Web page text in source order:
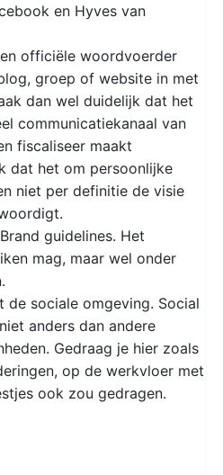
en Hyves van
officiële woordvoerder
groep of website in met
dan wel duidelijk dat het
communicatiekanaal van
fiscaliseer maakt
dat het om persoonlijke
niet per definitie de visie
guidelines. Het
mag, maar wel onder
de sociale omgeving. Social
anders dan andere
Gedraag je hier zoals
op de werkvloer met
ook zou gedragen.